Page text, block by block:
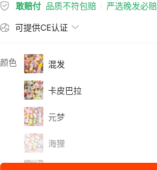
敢赔付 品质不符包赔 严选晚发必赔
可提供CE认证
颜色 混发
卡皮巴拉
元梦
海狸